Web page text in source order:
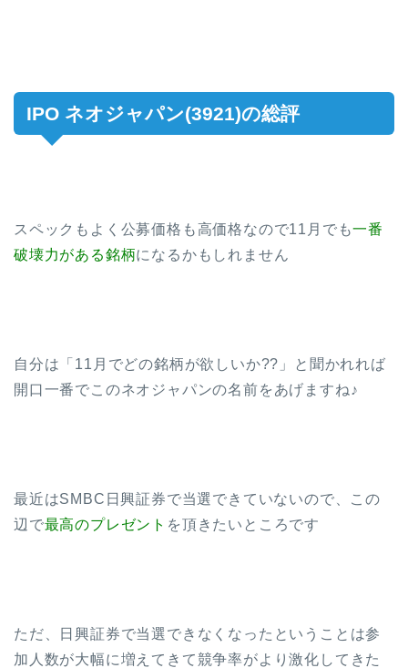
IPO ネオジャパン(3921)の総評
スペックもよく公募価格も高価格なので11月でも一番
破壊力がある銘柄になるかもしれません
自分は「11月でどの銘柄が欲しいか??」と聞かれれば
開口一番でこのネオジャパンの名前をあげますね♪
最近はSMBC日興証券で当選できていないので、この
辺で最高のプレゼント を頂きたいところです
ただ、日興証券で当選できなくなったということは参
加人数が大幅に増えてきて競争率がより激化してきた